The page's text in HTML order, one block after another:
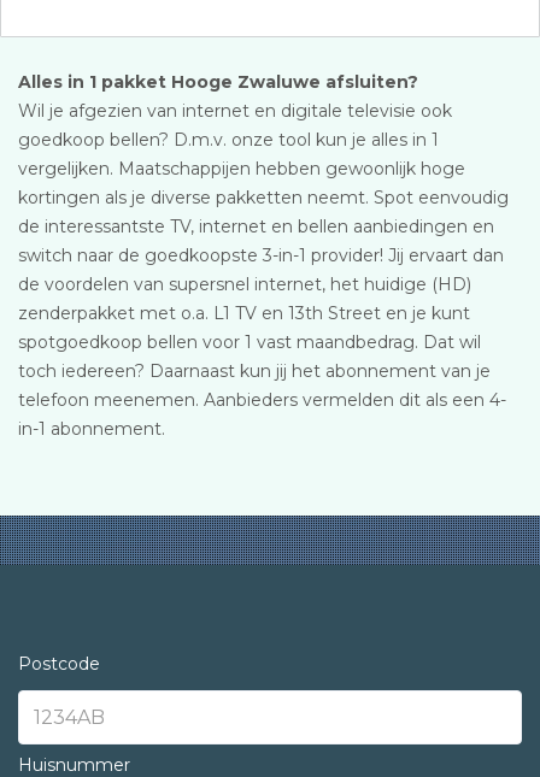
Alles in 1 pakket Hooge Zwaluwe afsluiten?
Wil je afgezien van internet en digitale televisie ook
goedkoop bellen? D.m.v. onze tool kun je alles in 1
vergelijken. Maatschappijen hebben gewoonlijk hoge
kortingen als je diverse pakketten neemt. Spot eenvoudig
de interessantste TV, internet en bellen aanbiedingen en
switch naar de goedkoopste 3-in-1 provider! Jij ervaart dan
de voordelen van supersnel internet, het huidige (HD)
zenderpakket met o.a. L1 TV en 13th Street en je kunt
spotgoedkoop bellen voor 1 vast maandbedrag. Dat wil
toch iedereen? Daarnaast kun jij het abonnement van je
telefoon meenemen. Aanbieders vermelden dit als een 4-
in-1 abonnement.
Postcode
Huisnummer